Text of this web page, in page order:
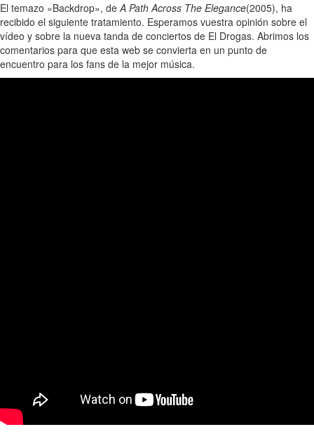
El temazo «Backdrop», deA Path Across The Elegance(2005), ha
recibido el siguiente tratamiento. Esperamos vuestra opinión sobre el
vídeo y sobre la nueva tanda de conciertos de El Drogas. Abrimos los
comentarios para que esta web se convierta en un punto de
encuentro para los fans de la mejor música.